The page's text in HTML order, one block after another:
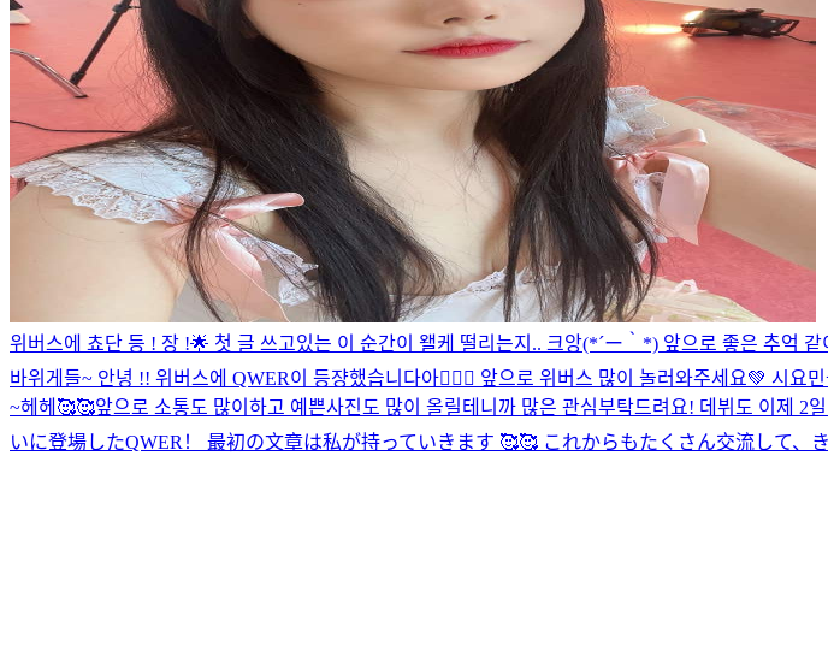
위버스에 쵸단 등 ! 장 !🌟 첫 글 쓰고있는 이 순간이 왤케 떨리는지.. 크앙(*´ー｀*) 앞으로 좋은 추억
바위게들~ 안녕 !! 위버스에 QWER이 등쟝했습니다아💁🏻‍♀️ 앞으로 위버스 많이 놀러와주세요💚 시요
~헤헤🥰🥰앞으로 소통도 많이하고 예쁜사진도 많이 올릴테니까 많은 관심부탁드려요! 데뷔도 이제
いに登場したQWER！ 最初の文章は私が持っていきます 🥰🥰 これからもたくさん交流して、